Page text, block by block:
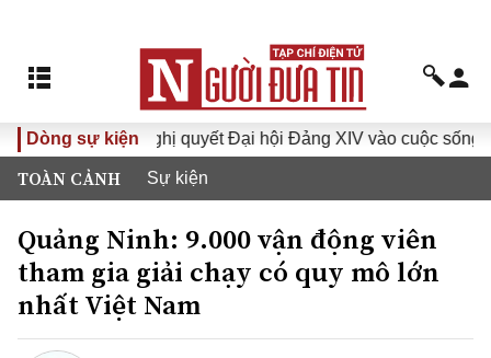
Dòng sự kiện
Đưa Nghị quyết Đại hội Đảng XIV vào cuộc sống
TOÀN CẢNH Sự kiện
Quảng Ninh: 9.000 vận động viên
tham gia giải chạy có quy mô lớn
nhất Việt Nam